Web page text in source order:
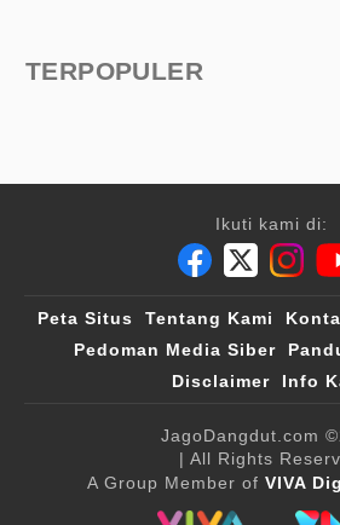
TERPOPULER
Ikuti kami di:
Peta Situs Tentang Kami
Pedoman Media Siber
Disclaimer
Info
JagoDangdut.com
| All Rights
A Group Member of VIVA